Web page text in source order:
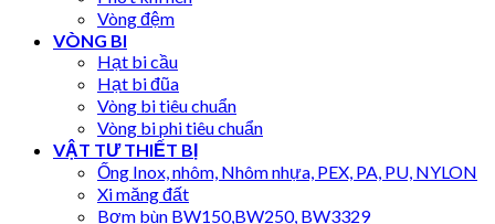
Vòng đệm
VÒNG BI
Hạt bi cầu
Hạt bi đũa
Vòng bi tiêu chuẩn
Vòng bi phi tiêu chuẩn
VẬT TƯ THIẾT BỊ
Ống Inox, nhôm, Nhôm nhựa, PEX, PA, PU, NYLON
Xi măng đất
Bơm bùn BW150,BW250, BW3329